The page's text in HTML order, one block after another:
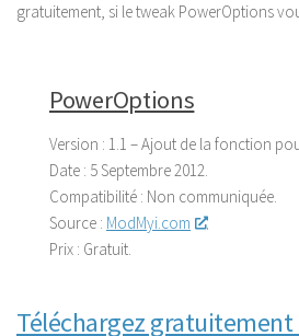
gratuitement, si le tweak PowerOptions
PowerOptions
Version : 1.1 – Ajout de la fonction
Date : 5 Septembre 2012.
Compatibilité : Non communiquée.
Source : ModMyi.com
.
Prix : Gratuit.
Téléchargez gratuitement